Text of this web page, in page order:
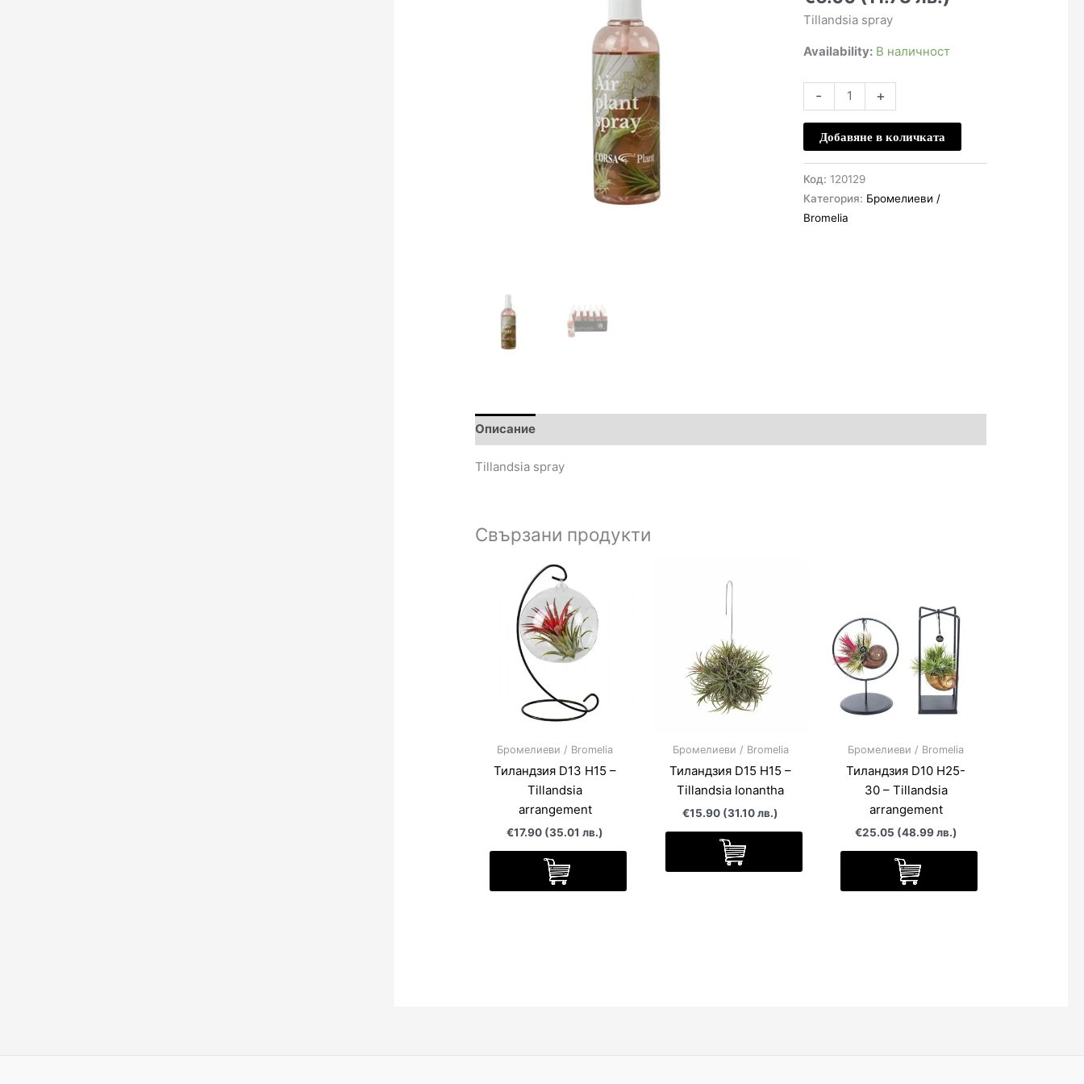
Tillandsia spray
Availability: В наличност
-
количество
за
Спрей
за
тиландзии
-
Tillandsia
spray
+
Добавяне в количката
Код: 120129
Категория: Бромелиеви /
Bromelia
Описание
Tillandsia spray
Свързани продукти
Бромелиеви / Bromelia
Тиландзия D13 H15 –
Tillandsia
arrangement
€17.90 (35.01 лв.)
Бромелиеви / Bromelia
Тиландзия D15 H15 –
Tillandsia Ionantha
€15.90 (31.10 лв.)
Бромелиеви / Bromelia
Тиландзия D10 H25-
30 – Tillandsia
arrangement
€25.05 (48.99 лв.)